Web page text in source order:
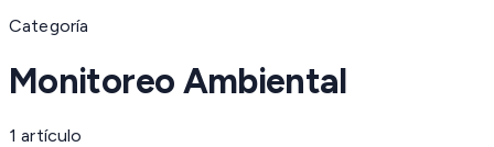
Categoría
Monitoreo Ambiental
1 artículo